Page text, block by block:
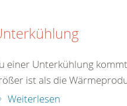
einer Unterkühlung
ist als die
Weiterlesen